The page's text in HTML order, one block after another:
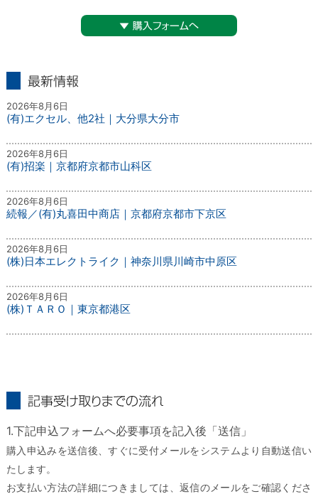
2026年8月6日
(有)エクセル、他2社｜大分県大分市
2026年8月6日
(有)招楽｜京都府京都市山科区
2026年8月6日
続報／(有)丸喜田中商店｜京都府京都市下京区
2026年8月6日
(株)日本エレクトライク｜神奈川県川崎市中原区
2026年8月6日
(株)ＴＡＲＯ｜東京都港区
1.下記申込フォームへ必要事項を記入後「送信」
購入申込みを送信後、すぐに受付メールをシステムより自動送信い
たします。
お支払い方法の詳細につきましては、返信のメールをご確認くださ